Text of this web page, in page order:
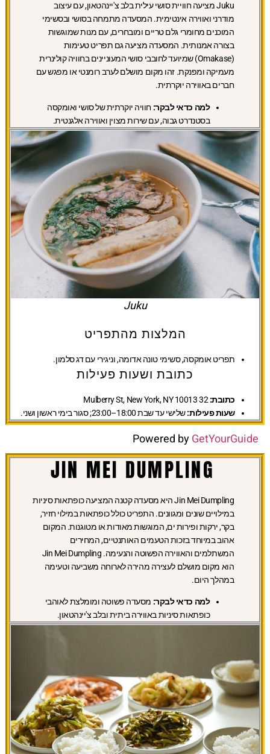
Juku מציעה חוויית סושי עילית בלב צ'יינהטאון, עם עיצוב
מודרני ואווירה אינטימית. המסעדה מתמחה בסושי ובסשימי
המוכנים מחומרי גלם טריים ומובחרים, עם מנות שמוגשות
בצורה אמנותית. המסעדה מציעה גם תפריט טעימות
(Omakase) שמיועד לחובבי סושי המעוניינים בחוויה קולינרית
מעמיקה ומפנקת. זהו מקום מושלם לערב רומנטי או מפגש עם
חברים באווירה יוקרתית.
למה כדאי לבקר: חוויה יוקרתית של סושי ואומקסה
בסטנדרט גבוה, עם שירות מצוין ואווירה אלגנטית.
Juku
המלצות מהתפריט
תפריט אומקסה, סשימי טונה אדומה, וניגירי עם דג סלמון.
כתובת ושעות פעילות
כתובת:
שעות פעילות:שלישי עד שבת 18:00–23:00; סגור בימי ראשון ושני.
Powered byGetYourGuide
JIN MEI DUMPLING
Jin Mei Dumpling היא מסעדה קטנה המציעה כופתאות סיניות
במילויים שונים ומגוונים. התפריט כולל כופתאות במילוי חזיר,
בקר, ירקות ופירות ים, המוגשות מאודות או מטוגנות. המקום
אהוב במיוחד בזכות הטעמים האותנטיים, המחירים
המשתלמים והאווירה הפשוטה והנעימה. Jin Mei Dumpling
הוא מקום מושלם לעצירה מהירה לארוחה משביעה וטעימה
במהלך היום.
למה כדאי לבקר: מסעדה פשוטה ומומלצת לאוהבי
כופתאות סיניות באווירה ביתית ובלב צ'יינהטאון.